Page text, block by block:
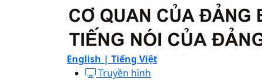
English | Tiếng Việt
Truyền hình